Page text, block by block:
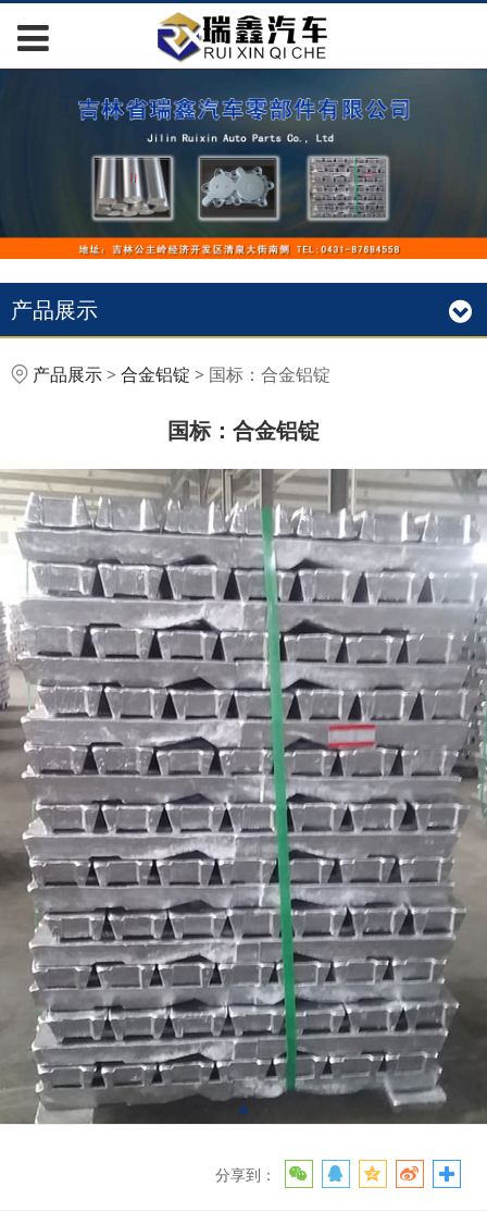
产品展示
国标：合金铝锭
产品展示> 合金铝锭 > 国标：合金铝锭
国标：合金铝锭
分享到：